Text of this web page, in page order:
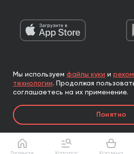
2026, ООО «Альпина Паблишер»
Все права защищены
Книги реализуются ООО
по договору комиссии с ООО
по договору комиссии с ООО
Мы используем файлы куки и
технологии. Продолжая
соглашаетесь на их применение.
Понятно